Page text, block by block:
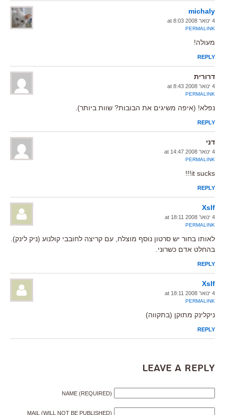
michaly
4 ינואר 2008 at 8:03
PERMALINK
מעולה!
REPLY
דרורית
4 ינואר 2008 at 8:43
PERMALINK
נפלא! (איפה משיגים את הבובות? שוות ביותר).
REPLY
דני
4 ינואר 2008 at 14:47
PERMALINK
it sucks!!!
REPLY
Xslf
4 ינואר 2008 at 18:11
PERMALINK
לאותו בחור יש סרטון נוסף מוצלח, עם קריצה לחובבי קולנוע (ניק לינק).
בהחלט אדם כשרוני.
REPLY
Xslf
4 ינואר 2008 at 18:11
PERMALINK
ניקלינק מתוקן (בתקווה)
REPLY
Leave a Reply
NAME (REQUIRED)
MAIL (WILL NOT BE PUBLISHED)